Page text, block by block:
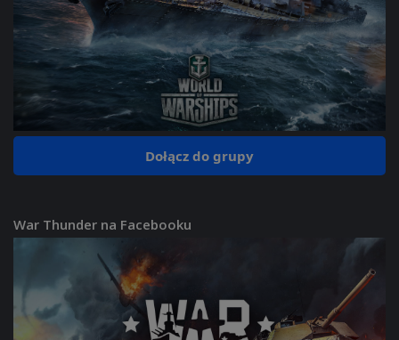
Dołącz do grupy
War Thunder na Facebooku